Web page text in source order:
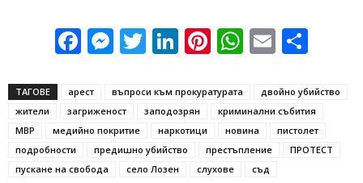
Facebook
Messenger
Twitter
LinkedIn
Pinterest
WhatsApp
Email
ТАГОВЕ арест въпроси към прокуратурата
двойно убийство
жители
загриженост заподозрян
криминални събития
МВР
медийно покритие наркотици новина
пистолет
подробности
предишно убийство престъпление
ПРОТЕСТ
пускане на свобода
село Лозен слухове съд